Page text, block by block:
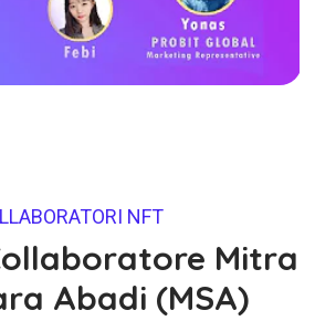
NFT
Mitra
Abadi (MSA)